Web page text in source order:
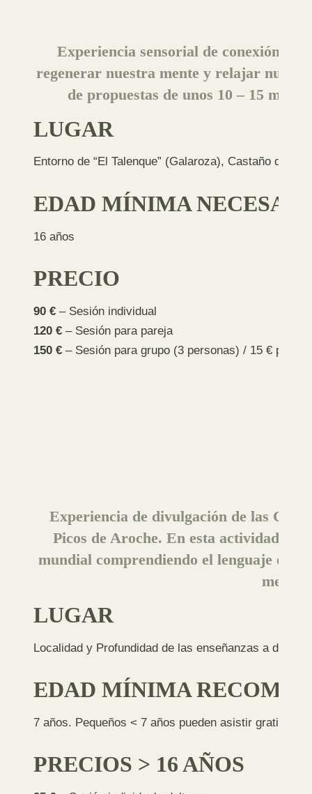
Experiencia sensorial de conexión
regenerar nuestra mente y relajar
de propuestas de unos 10 – 15 min
LUGAR
Entorno de “El Talenque” (Galaroza), Castaño del
EDAD MÍNIMA
16 años
PRECIO
90 €– Sesión individual
120 €– Sesión para pareja
150 €– Sesión para grupo (3 personas) / 15 €
Experiencia de divulgación de las
Picos de Aroche. En esta actividad
mundial comprendiendo el lenguaje de
LUGAR
Localidad y Profundidad de las enseñanzas a
EDAD MÍNIMA
7 años. Pequeños < 7 años pueden asistir gratis
PRECIOS > 16 AÑOS